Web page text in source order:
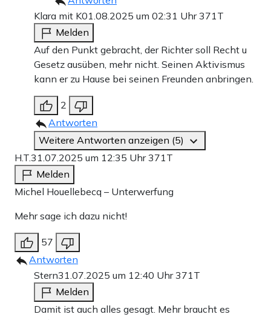
Klara mit K01.08.2025 um 02:31 Uhr371T
Melden
Auf den Punkt gebracht, der Richter soll Recht u
Gesetz ausüben, mehr nicht. Seinen Aktivismus
kann er zu Hause bei seinen Freunden anbringen.
2
Antworten
Weitere Antworten anzeigen (5)
H.T.31.07.2025 um 12:35 Uhr371T
Melden
Michel Houellebecq – Unterwerfung
Mehr sage ich dazu nicht!
57
Antworten
Stern31.07.2025 um 12:40 Uhr371T
Melden
Damit ist auch alles gesagt. Mehr braucht es